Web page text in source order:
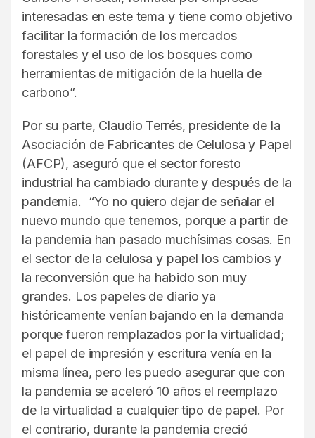
interesadas en este tema y tiene como objetivo
facilitar la formación de los mercados
forestales y el uso de los bosques como
herramientas de mitigación de la huella de
carbono”.
Por su parte, Claudio Terrés, presidente de la
Asociación de Fabricantes de Celulosa y Papel
(AFCP), aseguró que el sector foresto
industrial ha cambiado durante y después de la
pandemia. “Yo no quiero dejar de señalar el
nuevo mundo que tenemos, porque a partir de
la pandemia han pasado muchísimas cosas. En
el sector de la celulosa y papel los cambios y
la reconversión que ha habido son muy
grandes. Los papeles de diario ya
históricamente venían bajando en la demanda
porque fueron remplazados por la virtualidad;
el papel de impresión y escritura venía en la
misma línea, pero les puedo asegurar que con
la pandemia se aceleró 10 años el reemplazo
de la virtualidad a cualquier tipo de papel. Por
el contrario, durante la pandemia creció